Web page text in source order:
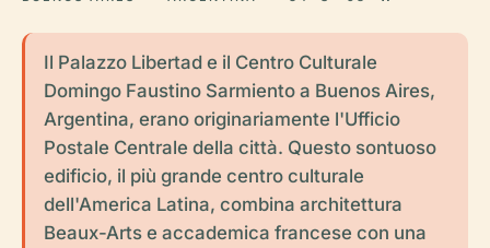
Il Palazzo Libertad e il Centro Culturale
Domingo Faustino Sarmiento a Buenos Aires,
Argentina, erano originariamente l'Ufficio
Postale Centrale della città. Questo sontuoso
edificio, il più grande centro culturale
dell'America Latina, combina architettura
Beaux-Arts e accademica francese con una